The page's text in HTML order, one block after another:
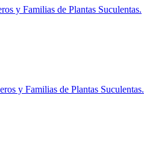
y Familias de Plantas Suculentas.
y Familias de Plantas Suculentas.